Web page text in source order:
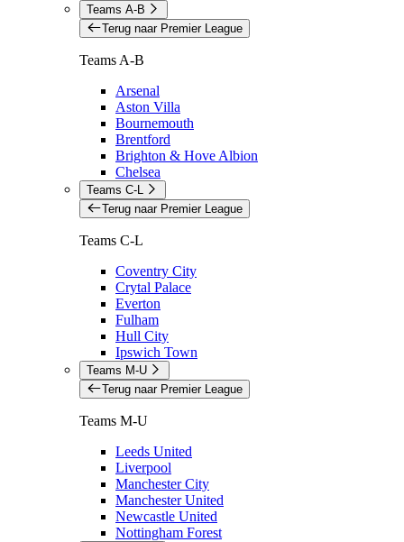
Teams A-B
Terug naar Premier League
Teams A-B
Arsenal
Aston Villa
Bournemouth
Brentford
Brighton & Hove Albion
Chelsea
Teams C-L
Terug naar Premier League
Teams C-L
Coventry City
Crytal Palace
Everton
Fulham
Hull City
Ipswich Town
Teams M-U
Terug naar Premier League
Teams M-U
Leeds United
Liverpool
Manchester City
Manchester United
Newcastle United
Nottingham Forest